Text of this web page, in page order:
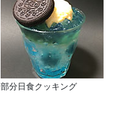
部分日食クッキング